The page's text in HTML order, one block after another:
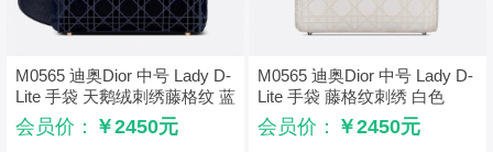
M0565 迪奥Dior 中号 Lady D-
Lite 手袋 天鹅绒刺绣藤格纹 蓝
色
会员价： ￥2450元
M0565 迪奥Dior 中号 Lady D-
Lite 手袋 藤格纹刺绣 白色
会员价： ￥2450元